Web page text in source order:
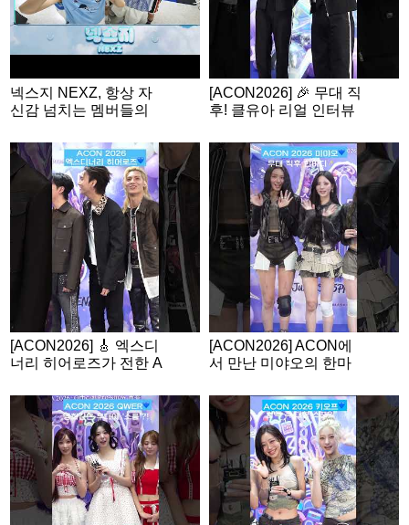
넥스지 NEXZ, 항상 자
신감 넘치는 멤버들의
2026 밸런스게임 | ‘Wo
uld you rather’ game |
ENG SUB #ACON202
[ACON2026] 🎉 무대 직
후! 클유아 리얼 인터뷰
[ACON2026] 🎸 엑스디
너리 히어로즈가 전한 A
[ACON2026] ACON에
서 만난 미야오의 한마